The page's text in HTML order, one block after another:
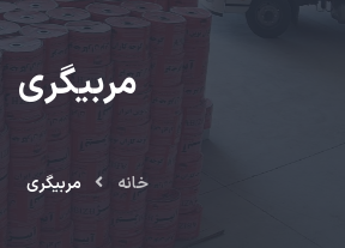
مربیگری
خانه مربیگری